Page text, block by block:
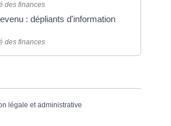
des finances
: dépliants d'information
des finances
légale et administrative